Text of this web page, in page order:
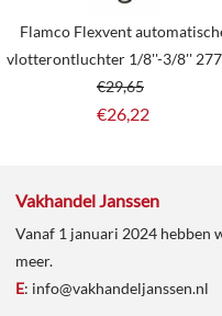
Flamco Flexvent
vlotterontluchter 1/8''-3/8''
€29,65
€26,22
Vakhandel Janssen
Vanaf 1 januari 2024 hebben
meer.
E: info@vakhandeljanssen.nl